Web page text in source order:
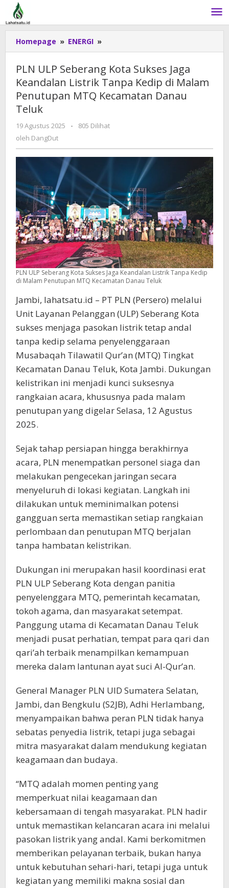
Lewati
konten
Homepage » ENERGI »
ULP
Kota
Sukses
Jaga
Tanpa
di
Malam
Penutupan
Kecamatan
Danau
Teluk
PLN ULP Seberang Kota Sukses Jaga
Keandalan Listrik Tanpa Kedip di Malam
Penutupan MTQ Kecamatan Danau
Teluk
19 Agustus 2025
oleh
-
805 Dilihat
oleh DangDut
PLN ULP Seberang Kota Sukses Jaga Keandalan Listrik Tanpa Kedip
di Malam Penutupan MTQ Kecamatan Danau Teluk
Jambi, lahatsatu.id – PT PLN (Persero) melalui
Unit Layanan Pelanggan (ULP) Seberang Kota
sukses menjaga pasokan listrik tetap andal
tanpa kedip selama penyelenggaraan
Musabaqah Tilawatil Qur’an (MTQ) Tingkat
Kecamatan Danau Teluk, Kota Jambi. Dukungan
kelistrikan ini menjadi kunci suksesnya
rangkaian acara, khususnya pada malam
penutupan yang digelar Selasa, 12 Agustus
2025.
Sejak tahap persiapan hingga berakhirnya
acara, PLN menempatkan personel siaga dan
melakukan pengecekan jaringan secara
menyeluruh di lokasi kegiatan. Langkah ini
dilakukan untuk meminimalkan potensi
gangguan serta memastikan setiap rangkaian
perlombaan dan penutupan MTQ berjalan
tanpa hambatan kelistrikan.
Dukungan ini merupakan hasil koordinasi erat
PLN ULP Seberang Kota dengan panitia
penyelenggara MTQ, pemerintah kecamatan,
tokoh agama, dan masyarakat setempat.
Panggung utama di Kecamatan Danau Teluk
menjadi pusat perhatian, tempat para qari dan
qari’ah terbaik menampilkan kemampuan
mereka dalam lantunan ayat suci Al-Qur’an.
General Manager PLN UID Sumatera Selatan,
Jambi, dan Bengkulu (S2JB), Adhi Herlambang,
menyampaikan bahwa peran PLN tidak hanya
sebatas penyedia listrik, tetapi juga sebagai
mitra masyarakat dalam mendukung kegiatan
keagamaan dan budaya.
“MTQ adalah momen penting yang
memperkuat nilai keagamaan dan
kebersamaan di tengah masyarakat. PLN hadir
untuk memastikan kelancaran acara ini melalui
pasokan listrik yang andal. Kami berkomitmen
memberikan pelayanan terbaik, bukan hanya
untuk kebutuhan sehari-hari, tetapi juga untuk
kegiatan yang memiliki makna sosial dan